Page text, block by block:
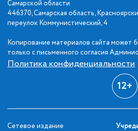
Самарской области
446370, Самарская область,
переулок Коммунистический, 4
Копирование материалов сайта может
только с письменного согласия
Политика конфиденциальности
12+
Сетевое издание